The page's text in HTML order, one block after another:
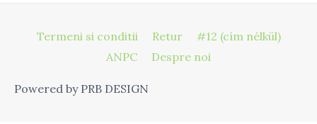
Termeni si conditii Retur
#12 (cím nélkül)
ANPC
Despre noi
Powered by PRB DESIGN